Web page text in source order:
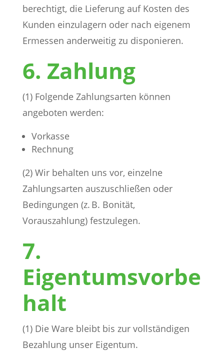
berechtigt, die Lieferung auf Kosten des
Kunden einzulagern oder nach eigenem
Ermessen anderweitig zu disponieren.
6. Zahlung
(1) Folgende Zahlungsarten können
angeboten werden:
Vorkasse
Rechnung
(2) Wir behalten uns vor, einzelne
Zahlungsarten auszuschließen oder
Bedingungen (z. B. Bonität,
Vorauszahlung) festzulegen.
7.
Eigentumsvorbe
halt
(1) Die Ware bleibt bis zur vollständigen
Bezahlung unser Eigentum.